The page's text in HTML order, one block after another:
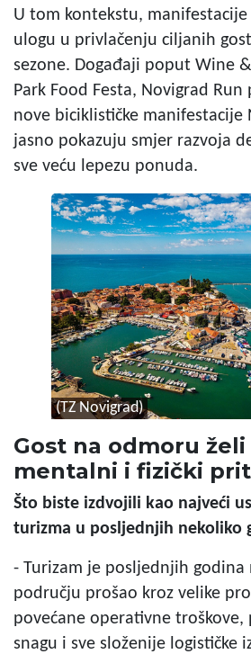
U tom kontekstu,
ulogu u privlačenju ciljanih
sezone. Događaji poput Wine
Park Food Festa, Novigrad
nove biciklističke manifestacije
jasno pokazuju smjer razvoja
sve veću lepezu ponuda.
(TZ Novigrad)
Gost na odmoru
mentalni i fizički
Što biste izdvojili kao najveći
turizma u posljednjih nekoliko
- Turizam je posljednjih godina
području prošao kroz velike
povećane operativne troškove,
snagu i sve složenije logističke